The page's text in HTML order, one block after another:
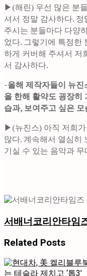
▶(해린) 우선 많은 분
셔서 정말 감사하다.
주시는 분들마다 다양
었다. 그렇기에 특정한
하게 커버해 주셔서 저
서 감사하다.
-올해 제작자들이 뉴
올 한해 활약도 굉장히
습과, 보여주고 싶은
▶(뉴진스) 아직 저희
많다. 계속해서 열심히
기실 수 있는 음악과
서배너코리안타임
Related Posts